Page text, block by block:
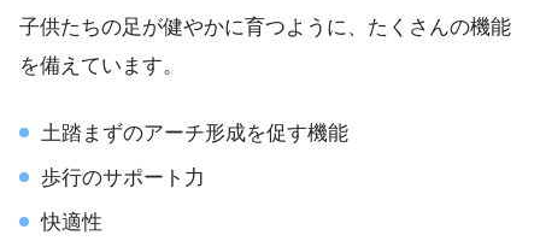
子供たちの足が健やかに育つように、たくさんの機能
を備えています。
土踏まずのアーチ形成を促す機能
歩行のサポート力
快適性